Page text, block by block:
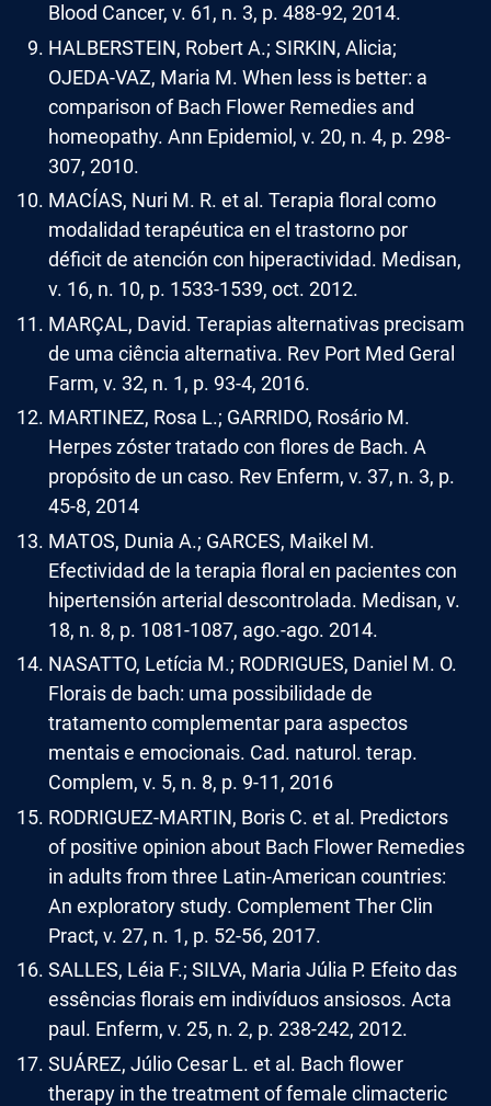
Blood Cancer, v. 61, n. 3, p. 488-92, 2014.
HALBERSTEIN, Robert A.; SIRKIN, Alicia;
OJEDA-VAZ, Maria M. When less is better: a
comparison of Bach Flower Remedies and
homeopathy. Ann Epidemiol, v. 20, n. 4, p. 298-
307, 2010.
MACÍAS, Nuri M. R. et al. Terapia floral como
modalidad terapéutica en el trastorno por
déficit de atención con hiperactividad. Medisan,
v. 16, n. 10, p. 1533-1539, oct. 2012.
MARÇAL, David. Terapias alternativas precisam
de uma ciência alternativa. Rev Port Med Geral
Farm, v. 32, n. 1, p. 93-4, 2016.
MARTINEZ, Rosa L.; GARRIDO, Rosário M.
Herpes zóster tratado con flores de Bach. A
propósito de un caso. Rev Enferm, v. 37, n. 3, p.
45-8, 2014
MATOS, Dunia A.; GARCES, Maikel M.
Efectividad de la terapia floral en pacientes con
hipertensión arterial descontrolada. Medisan, v.
18, n. 8, p. 1081-1087, ago.-ago. 2014.
NASATTO, Letícia M.; RODRIGUES, Daniel M. O.
Florais de bach: uma possibilidade de
tratamento complementar para aspectos
mentais e emocionais. Cad. naturol. terap.
Complem, v. 5, n. 8, p. 9-11, 2016
RODRIGUEZ-MARTIN, Boris C. et al. Predictors
of positive opinion about Bach Flower Remedies
in adults from three Latin-American countries:
An exploratory study. Complement Ther Clin
Pract, v. 27, n. 1, p. 52-56, 2017.
SALLES, Léia F.; SILVA, Maria Júlia P. Efeito das
essências florais em indivíduos ansiosos. Acta
paul. Enferm, v. 25, n. 2, p. 238-242, 2012.
SUÁREZ, Júlio Cesar L. et al. Bach flower
therapy in the treatment of female climacteric